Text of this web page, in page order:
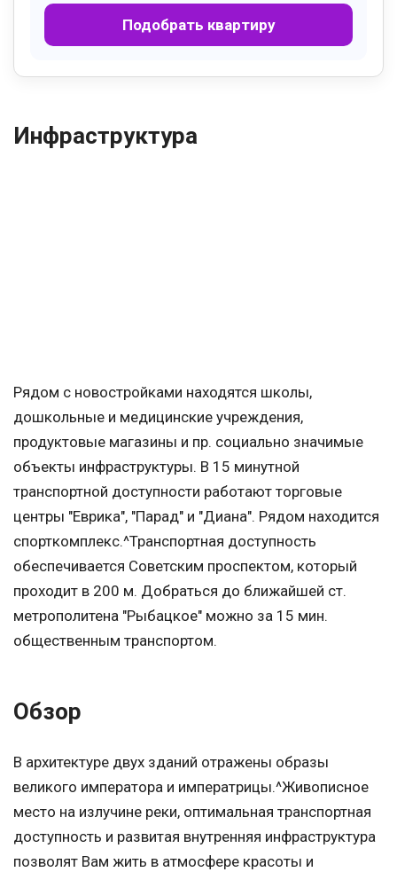
Подобрать квартиру
Инфраструктура
Рядом с новостройками находятся школы,
дошкольные и медицинские учреждения,
продуктовые магазины и пр. социально значимые
объекты инфраструктуры. В 15 минутной
транспортной доступности работают торговые
центры "Еврика", "Парад" и "Диана". Рядом находится
спорткомплекс.^Транспортная доступность
обеспечивается Советским проспектом, который
проходит в 200 м. Добраться до ближайшей ст.
метрополитена "Рыбацкое" можно за 15 мин.
общественным транспортом.
Обзор
В архитектуре двух зданий отражены образы
великого императора и императрицы.^Живописное
место на излучине реки, оптимальная транспортная
доступность и развитая внутренняя инфраструктура
позволят Вам жить в атмосфере красоты и